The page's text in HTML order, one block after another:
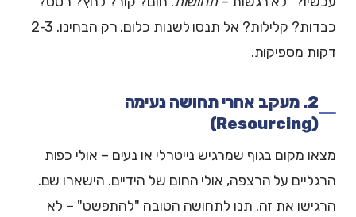
כבדות? קלילות? אל תנסו לשנות כלום. רק הבחינו. 2-3
דקות מספיקות.
2. מעקב אחרי תחושה נעימה
(Resourcing)
מצאו מקום בגוף שמרגיש נייטרלי או נעים – אולי כפות
הרגליים על הרצפה, אולי החום של הידיים. הישארו שם.
הרגישו את זה. תנו לתחושה הטובה "להתפשט" – לא